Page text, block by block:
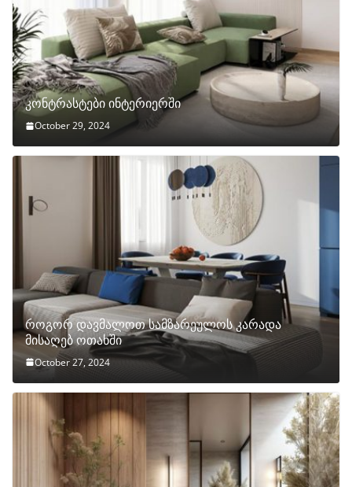
კონტრასტები ინტერიერში
October 29, 2024
როგორ დავმალოთ სამზარეულოს კარადა
მისაღებ ოთახში
October 27, 2024